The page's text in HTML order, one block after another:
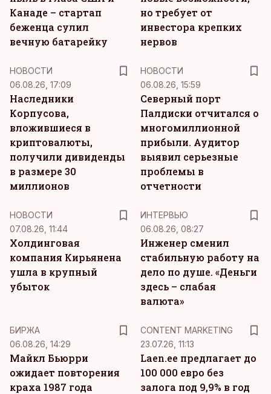
Канаде – стартап
беженца сулил
вечную батарейку
но требует от
инвестора крепких
нервов
НОВОСТИ
06.08.26, 17:09
Наследники
Корпусова,
вложившиеся в
криптовалюты,
получили дивиденды
в размере 30
миллионов
НОВОСТИ
06.08.26, 15:59
Северный порт
Палдиски отчитался о
многомиллионной
прибыли. Аудитор
выявил серьезные
проблемы в
отчетности
НОВОСТИ
07.08.26, 11:44
Холдинговая
компания Кирьянена
ушла в крупный
убыток
ИНТЕРВЬЮ
06.08.26, 08:27
Инженер сменил
стабильную работу на
дело по душе. «Деньги
здесь – слабая
валюта»
БИРЖА
06.08.26, 14:29
Майкл Бьюрри
ожидает повторения
краха 1987 года
CONTENT MARKETING
23.07.26, 11:13
Laen.ee предлагает до
100 000 евро без
залога под 9,9% в год